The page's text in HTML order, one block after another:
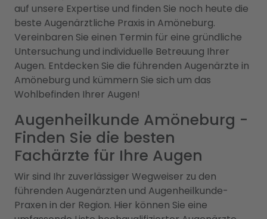
auf unsere Expertise und finden Sie noch heute die
beste Augenärztliche Praxis in Amöneburg.
Vereinbaren Sie einen Termin für eine gründliche
Untersuchung und individuelle Betreuung Ihrer
Augen. Entdecken Sie die führenden Augenärzte in
Amöneburg und kümmern Sie sich um das
Wohlbefinden Ihrer Augen!
Augenheilkunde Amöneburg -
Finden Sie die besten
Fachärzte für Ihre Augen
Wir sind Ihr zuverlässiger Wegweiser zu den
führenden Augenärzten und Augenheilkunde-
Praxen in der Region. Hier können Sie eine